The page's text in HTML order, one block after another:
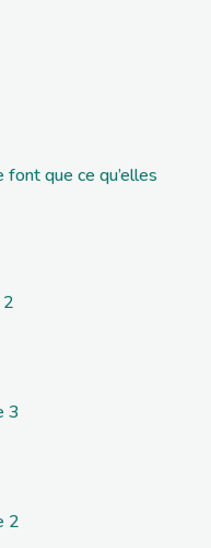
que ce qu’elles
3
2